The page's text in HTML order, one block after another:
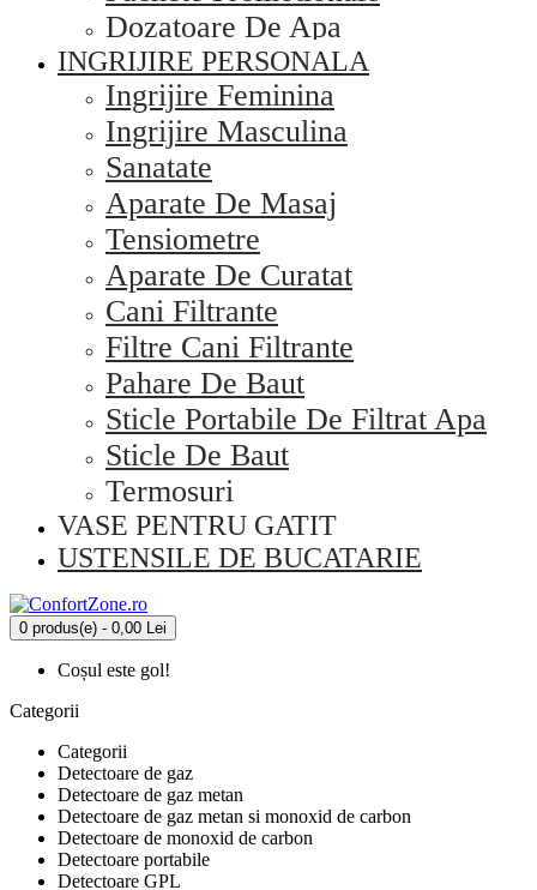
Dozatoare De Apa
INGRIJIRE PERSONALA
Ingrijire Feminina
Ingrijire Masculina
Sanatate
Aparate De Masaj
Tensiometre
Aparate De Curatat
Cani Filtrante
Filtre Cani Filtrante
Pahare De Baut
Sticle Portabile De Filtrat Apa
Sticle De Baut
Termosuri
VASE PENTRU GATIT
USTENSILE DE BUCATARIE
0 produs(e) - 0,00 Lei
Coșul este gol!
Categorii
Categorii
Detectoare de gaz
Detectoare de gaz metan
Detectoare de gaz metan si monoxid de carbon
Detectoare de monoxid de carbon
Detectoare portabile
Detectoare GPL